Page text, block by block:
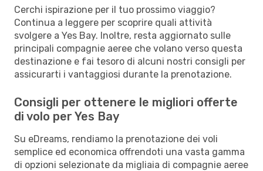
Cerchi ispirazione per il tuo prossimo viaggio?
Continua a leggere per scoprire quali attività
svolgere a Yes Bay. Inoltre, resta aggiornato sulle
principali compagnie aeree che volano verso questa
destinazione e fai tesoro di alcuni nostri consigli per
assicurarti i vantaggiosi durante la prenotazione.
Consigli per ottenere le migliori offerte
di volo per Yes Bay
Su eDreams, rendiamo la prenotazione dei voli
semplice ed economica offrendoti una vasta gamma
di opzioni selezionate da migliaia di compagnie aeree